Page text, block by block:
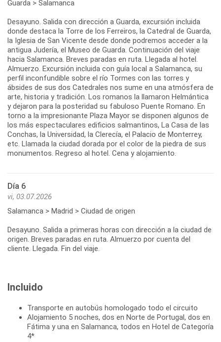
Guarda > Salamanca
Desayuno. Salida con dirección a Guarda, excursión incluida
donde destaca la Torre de los Ferreiros, la Catedral de Guarda,
la Iglesia de San Vicente desde donde podremos acceder a la
antigua Judería, el Museo de Guarda. Continuación del viaje
hacia Salamanca. Breves paradas en ruta. Llegada al hotel.
Almuerzo. Excursión incluida con guía local a Salamanca, su
perfil inconfundible sobre el río Tormes con las torres y
ábsides de sus dos Catedrales nos sume en una atmósfera de
arte, historia y tradición. Los romanos la llamaron Helmántica
y dejaron para la posteridad su fabuloso Puente Romano. En
torno a la impresionante Plaza Mayor se disponen algunos de
los más espectaculares edificios salmantinos, La Casa de las
Conchas, la Universidad, la Clerecía, el Palacio de Monterrey,
etc. Llamada la ciudad dorada por el color de la piedra de sus
monumentos. Regreso al hotel. Cena y alojamiento.
Día 6
vi, 03.07.2026
Salamanca > Madrid > Ciudad de origen
Desayuno. Salida a primeras horas con dirección a la ciudad de
origen. Breves paradas en ruta. Almuerzo por cuenta del
cliente. Llegada. Fin del viaje.
Incluido
Transporte en autobús homologado todo el circuito
Alojamiento 5 noches, dos en Norte de Portugal, dos en
Fátima y una en Salamanca, todos en Hotel de Categoría
4*